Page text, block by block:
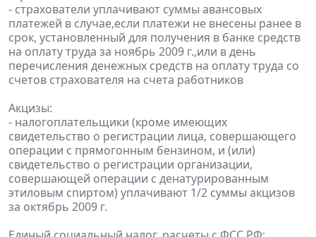
- страхователи уплачивают суммы авансовых
платежей в случае,если платежи не внесены ранее в
срок, установленный для получения в банке средств
на оплату труда за ноябрь 2009 г.,или в день
перечисления денежных средств на оплату труда со
счетов страхователя на счета работников
Акцизы:
- налогоплательщики (кроме имеющих
свидетельство о регистрации лица, совершающего
операции с прямогонным бензином, и (или)
свидетельство о регистрации организации,
совершающей операции с денатурированным
этиловым спиртом) уплачивают 1/2 суммы акцизов
за октябрь 2009 г.